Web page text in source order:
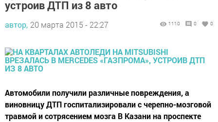
устроив ДТП из 8 авто
автор, 20 марта 2015 - 22:27 1110 0 0
Автомобили получили различные повреждения, а
виновницу ДТП госпитализировали с черепно-мозговой
травмой и сотрясением мозга В Казани на проспекте